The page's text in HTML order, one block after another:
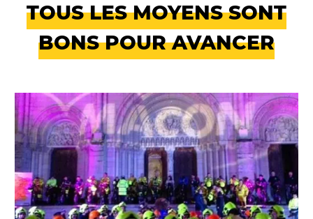
TOUS LES MOYENS SONT
BONS POUR AVANCER